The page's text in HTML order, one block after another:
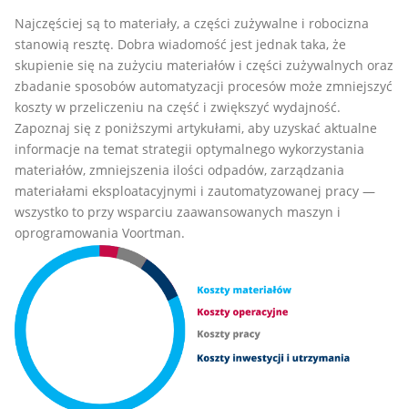
Najczęściej są to materiały, a części zużywalne i robocizna
stanowią resztę. Dobra wiadomość jest jednak taka, że
skupienie się na zużyciu materiałów i części zużywalnych oraz
zbadanie sposobów automatyzacji procesów może zmniejszyć
koszty w przeliczeniu na część i zwiększyć wydajność.
Zapoznaj się z poniższymi artykułami, aby uzyskać aktualne
informacje na temat strategii optymalnego wykorzystania
materiałów, zmniejszenia ilości odpadów, zarządzania
materiałami eksploatacyjnymi i zautomatyzowanej pracy —
wszystko to przy wsparciu zaawansowanych maszyn i
oprogramowania Voortman.